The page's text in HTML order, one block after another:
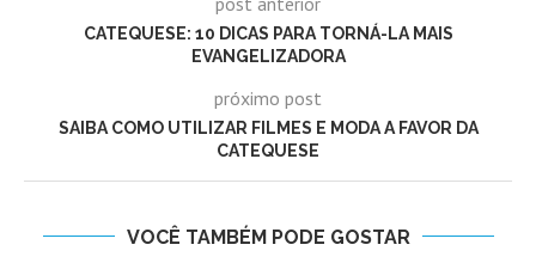
CATEQUESE: 10 DICAS PARA TORNÁ-LA MAIS
EVANGELIZADORA
próximo post
SAIBA COMO UTILIZAR FILMES E MODA A FAVOR DA
CATEQUESE
VOCÊ TAMBÉM PODE GOSTAR